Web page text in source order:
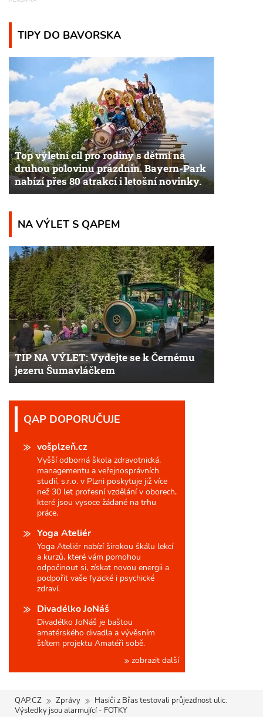
TIPY DO BAVORSKA
Top výletní cíl pro rodiny s dětmi na
druhou polovinu prázdnin. Bayern-Park
nabízí přes 80 atrakcí i letošní novinky.
NA VÝLET S QAPEM
TIP NA VÝLET: Vydejte se k Černému
jezeru Šumavláčkem
QAP DOPORUČUJE
vošplzeň.cz
Vyšší odborná škola zdravotnická,
managementu a veřejnosprávních
studií, s.r.o. v Plzni poskytuje již více
než 30 let profesní vzdělání v oborech,
které jsou vysoce žádané na trhu
práce.
Yoga Ateliér
Yoga Ateliér nabízí širokou škálu lekcí
a kurzů, které vám pomohou
odpočinout si, získat novou energii a
podpořit vaše fyzické i psychické
zdraví.
Divadélko JoNáš
Divadélko JoNáš je baštou
amatérského divadla a vývěsním
štítem projektu Amatéři sobě.
zobrazit další
QAP.CZ Zprávy
Hasiči z Břas testovali průjezdnost ulic.
Výsledky jsou alarmující - FOTKY